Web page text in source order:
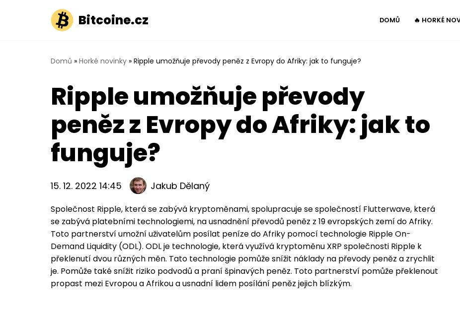
Bitcoine.cz DOMŮ 🔥 HORKÉ
Domů » Horké novinky » Ripple umožňuje převody peněz z Evropy do Afriky: jak to funguje?
Ripple umožňuje převody
peněz z Evropy do Afriky: jak to
funguje?
15. 12. 2022 14:45 Jakub Dělaný
Společnost Ripple, která se zabývá kryptoměnami, spolupracuje se společností Flutterwave, která
se zabývá platebními technologiemi, na usnadnění převodů peněz z 19 evropských zemí do Afriky.
Toto partnerství umožní uživatelům posílat peníze do Afriky pomocí technologie Ripple On-
Demand Liquidity (ODL). ODL je technologie, která využívá kryptoměnu XRP společnosti Ripple k
překlenutí dvou různých měn. Tato technologie pomůže snížit náklady na převody peněz a zrychlit
je. Pomůže také snížit riziko podvodů a praní špinavých peněz. Toto partnerství pomůže překlenout
propast mezi Evropou a Afrikou a usnadní lidem posílání peněz jejich blízkým.